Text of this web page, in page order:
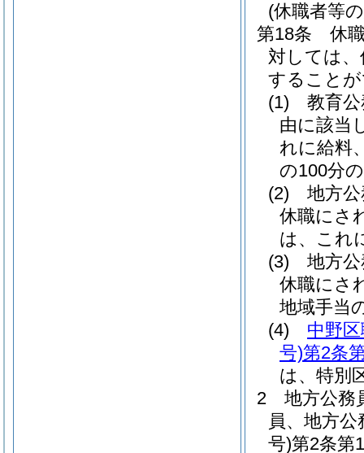
(休職者等
第18条
休
対しては
すること
(1)
教育
由に該当
れに給料
の100分
(2)
地方
休職にさ
は、これ
(3)
地方
休職にさ
地域手当
(4)
中野
号)第2条
は、特別
2
地方公務
員、地方
号)第2条第